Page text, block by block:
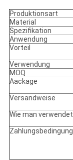
Produktionsart
Material
Spezifikation
Anwendung
Vorteil
Verwendung
MOQ
Aackage
Versandweise
Wie man verwendet
Zahlungsbedingung